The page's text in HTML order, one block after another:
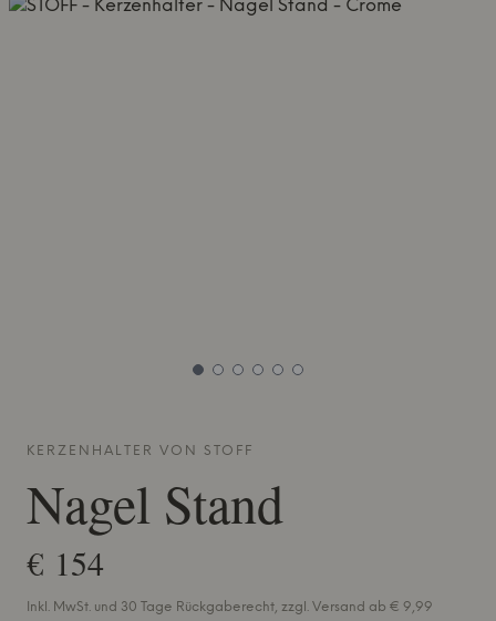
KERZENHALTER VON STOFF
Nagel Stand
€ 154
Inkl. MwSt. und 30 Tage Rückgaberecht, zzgl. Versand ab € 9,99